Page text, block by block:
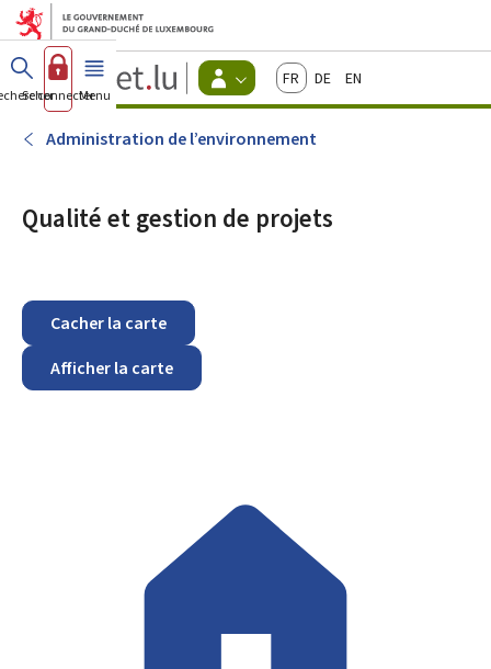
Aller au menu principal
Aller au contenu
Guichet.lu
Changer
d'espace
-
Menu
FrançaisDeutschEnglish
Se connecterMenu principal
Administration de l’environnement
Qualité et gestion de projets
Cacher la carte
Afficher la carte